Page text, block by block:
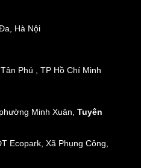
Hà Nội
Phú , TP Hồ Chí Minh
Minh Xuân, Tuyên
Ecopark, Xã Phụng Công,